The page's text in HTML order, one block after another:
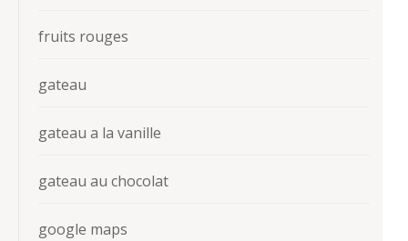
fruits rouges
gateau
gateau a la vanille
gateau au chocolat
google maps